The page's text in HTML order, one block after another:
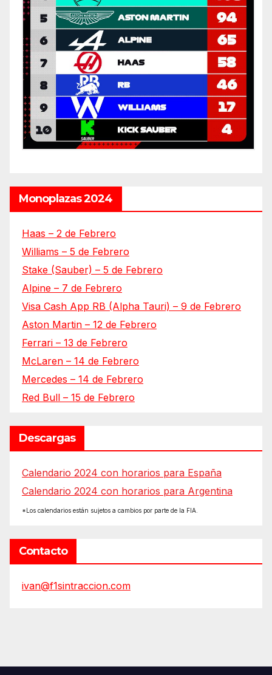
Monoplazas 2024
Haas – 2 de Febrero
Williams – 5 de Febrero
Stake (Sauber) – 5 de Febrero
Alpine – 7 de Febrero
Visa Cash App RB (Alpha Tauri) – 9 de Febrero
Aston Martin – 12 de Febrero
Ferrari – 13 de Febrero
McLaren – 14 de Febrero
Mercedes – 14 de Febrero
Red Bull – 15 de Febrero
Descargas
Calendario 2024 con horarios para España
Calendario 2024 con horarios para Argentina
*Los calendarios están sujetos a cambios por parte de la FIA.
Contacto
ivan@f1sintraccion.com